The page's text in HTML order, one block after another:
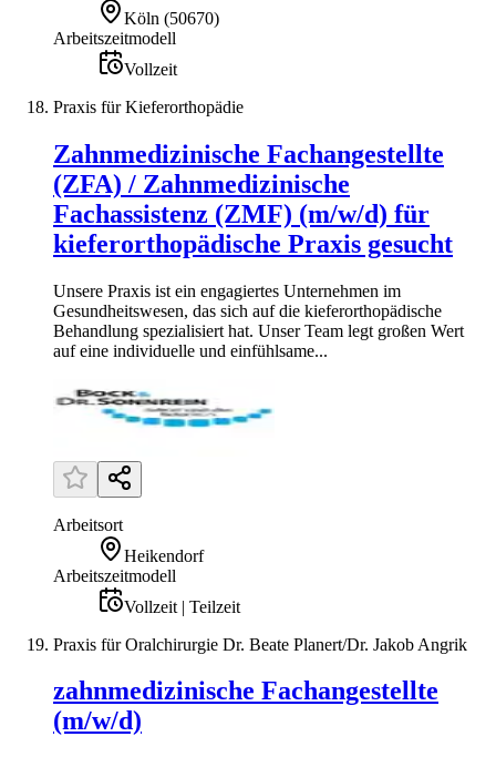
Köln (50670)
Arbeitszeitmodell
Vollzeit
Praxis für Kieferorthopädie
Zahnmedizinische Fachangestellte
(ZFA) / Zahnmedizinische
Fachassistenz (ZMF) (m/w/d) für
kieferorthopädische Praxis gesucht
Unsere Praxis ist ein engagiertes Unternehmen im
Gesundheitswesen, das sich auf die kieferorthopädische
Behandlung spezialisiert hat. Unser Team legt großen Wert
auf eine individuelle und einfühlsame...
Arbeitsort
Heikendorf
Arbeitszeitmodell
Vollzeit | Teilzeit
Praxis für Oralchirurgie Dr. Beate Planert/Dr. Jakob Angrik
zahnmedizinische Fachangestellte
(m/w/d)